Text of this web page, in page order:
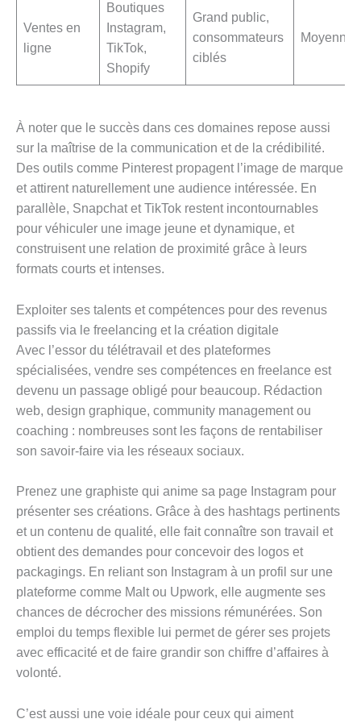
Ventes en
ligne
Boutiques
Instagram,
TikTok,
Shopify
Grand public,
consommateurs
ciblés
Moyenne
À noter que le succès dans ces domaines repose aussi
sur la maîtrise de la communication et de la crédibilité.
Des outils comme Pinterest propagent l’image de marque
et attirent naturellement une audience intéressée. En
parallèle, Snapchat et TikTok restent incontournables
pour véhiculer une image jeune et dynamique, et
construisent une relation de proximité grâce à leurs
formats courts et intenses.
Exploiter ses talents et compétences pour des revenus
passifs via le freelancing et la création digitale
Avec l’essor du télétravail et des plateformes
spécialisées, vendre ses compétences en freelance est
devenu un passage obligé pour beaucoup. Rédaction
web, design graphique, community management ou
coaching : nombreuses sont les façons de rentabiliser
son savoir-faire via les réseaux sociaux.
Prenez une graphiste qui anime sa page Instagram pour
présenter ses créations. Grâce à des hashtags pertinents
et un contenu de qualité, elle fait connaître son travail et
obtient des demandes pour concevoir des logos et
packagings. En reliant son Instagram à un profil sur une
plateforme comme Malt ou Upwork, elle augmente ses
chances de décrocher des missions rémunérées. Son
emploi du temps flexible lui permet de gérer ses projets
avec efficacité et de faire grandir son chiffre d’affaires à
volonté.
C’est aussi une voie idéale pour ceux qui aiment